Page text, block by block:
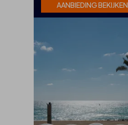
AANBIEDING BEKIJKEN